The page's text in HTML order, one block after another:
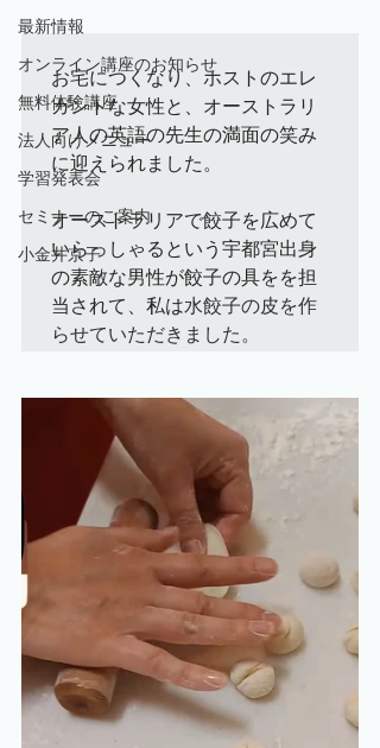
最新情報
オンライン講座のお知らせ
無料体験講座
法人向けメニュー
学習発表会
セミナーのご案内
小金井京子
お宅につくなり、ホストのエレ
ガントな女性と、オーストラリ
ア人の英語の先生の満面の笑み
に迎えられました。
オーストラリアで餃子を広めて
いらっしゃるという宇都宮出身
の素敵な男性が餃子の具をを担
当されて、私は水餃子の皮を作